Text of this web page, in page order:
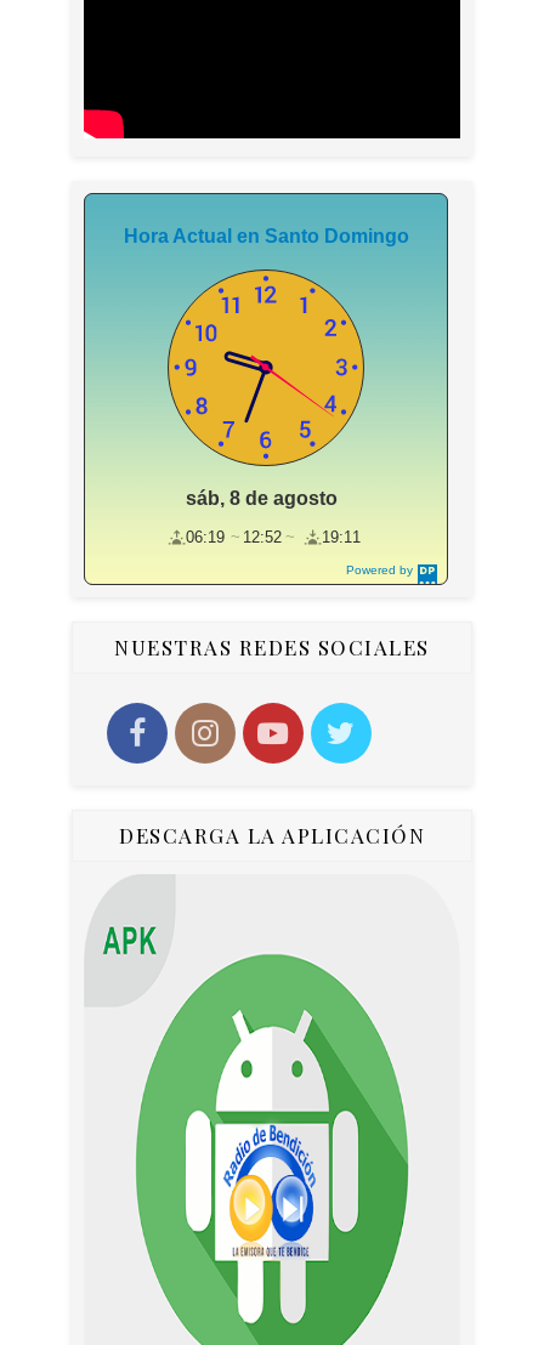
Powered by
DaysPedia.c
Hora Actual en Santo Domingo
sáb, 8 de agosto
06:19 12:52 19:11
NUESTRAS REDES SOCIALES
DESCARGA LA APLICACIÓN